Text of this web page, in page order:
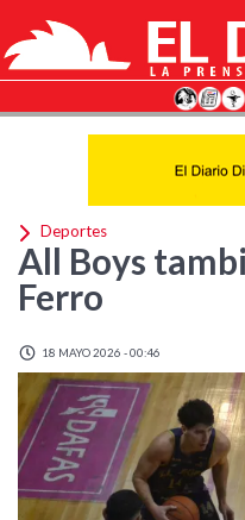
Deportes
All Boys
Ferro
18 MAYO 2026 - 00:46